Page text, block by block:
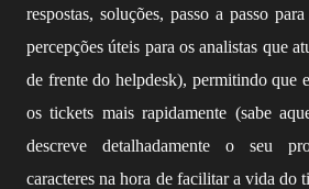
respostas, soluções, passo a passo
percepções úteis para os analistas que
de frente do helpdesk), permitindo que
os tickets mais rapidamente (sabe
descreve detalhadamente o seu
caracteres na hora de facilitar a vida do